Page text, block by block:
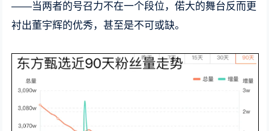
——当两者的号召力不在一个段位，偌大的舞台反而更
衬出董宇辉的优秀，甚至是不可或缺。